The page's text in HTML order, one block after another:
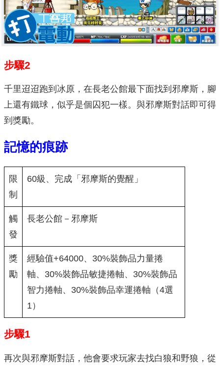
步驟2
千里迢迢跑到冰原，在長老公館最下面找到邪摩斯，腳
上還有鐵球，似乎是個囚犯一樣。與邪摩斯對話即可得
到獎勵。
記憶的痕跡
限
制
60級、完成「邪摩斯的覺醒」
觸
發
長老公館－邪摩斯
獎
勵
經驗值+64000、30%裝飾品力量捲
軸、30%裝飾品敏捷捲軸、30%裝飾品
智力捲軸、30%裝飾品幸運捲軸（4選
1）
步驟1
再次與邪摩斯對話，他會要求玩家去找白狼和野狼，從